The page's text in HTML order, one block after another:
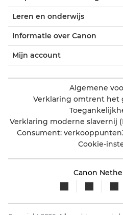
Leren en onderwijs
Informatie over Canon
Mijn account
Algemene
Verklaring omtrent het
Verklaring moderne slavernij
Consument: verkooppunten
Cookie-
Canon